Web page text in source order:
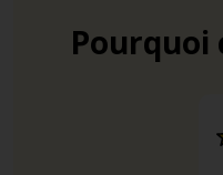
Pourquoi